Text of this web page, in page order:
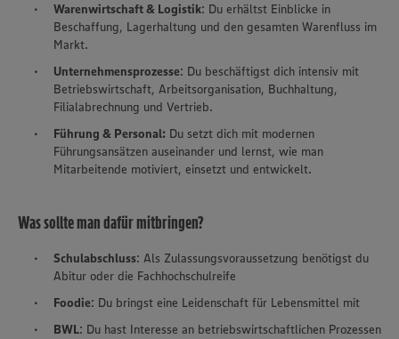
Warenwirtschaft & Logistik: Du erhältst Einblicke in
Beschaffung, Lagerhaltung und den gesamten Warenfluss im
Markt.
Unternehmensprozesse: Du beschäftigst dich intensiv mit
Betriebswirtschaft, Arbeitsorganisation, Buchhaltung,
Filialabrechnung und Vertrieb.
Führung & Personal: Du setzt dich mit modernen
Führungsansätzen auseinander und lernst, wie man
Mitarbeitende motiviert, einsetzt und entwickelt.
Was sollte man dafür mitbringen?
Schulabschluss: Als Zulassungsvoraussetzung benötigst du
Abitur oder die Fachhochschulreife
Foodie: Du bringst eine Leidenschaft für Lebensmittel mit
BWL: Du hast Interesse an betriebswirtschaftlichen Prozessen